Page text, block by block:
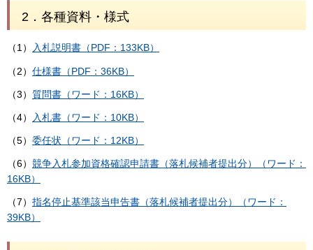
2．各種資料・様式
（1） 入札説明書（PDF：133KB）
（2） 仕様書（PDF：36KB）
（3） 質問書（ワード：16KB）
（4） 入札書（ワード：10KB）
（5） 委任状（ワード：12KB）
（6） 競争入札参加資格確認申請書（落札候補者提出分）（ワード：
16KB）
（7） 指名停止基準該当申告書（落札候補者提出分）（ワード：
39KB）